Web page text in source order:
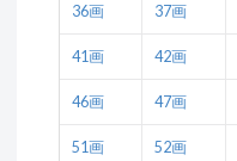
36画 37画
41画 42画
46画 47画
51画 52画